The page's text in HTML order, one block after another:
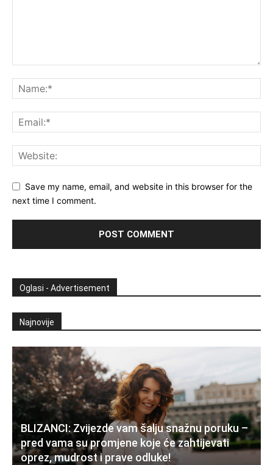
Save my name, email, and website in this browser for the
next time I comment.
Oglasi - Advertisement
Najnovije
BLIZANCI: Zvijezde vam šalju snažnu poruku –
pred vama su promjene koje će zahtijevati
oprez, mudrost i prave odluke!